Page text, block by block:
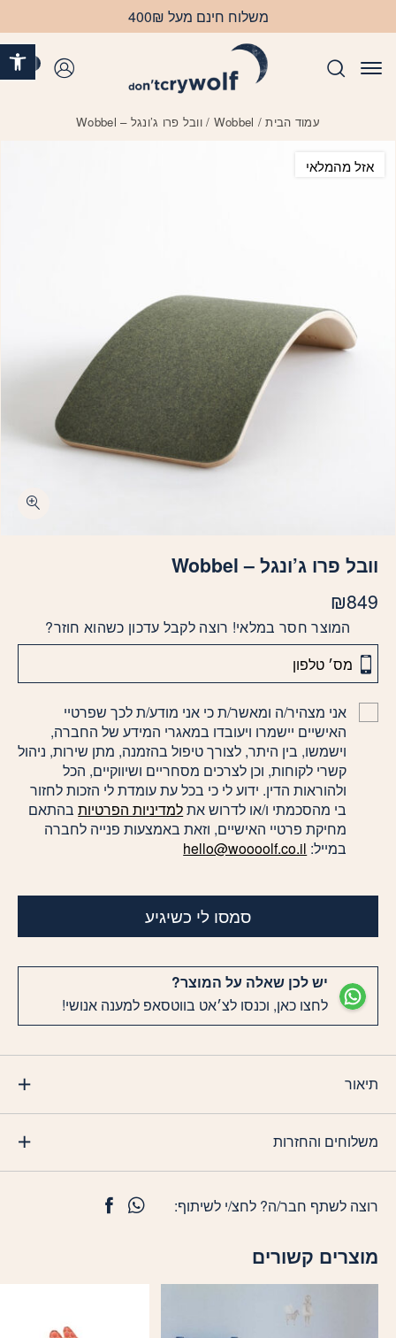
משלוח חינם מעל 400₪
עמוד הבית/
Wobbel / וובל פרו ג’ונגל – Wobbel
וובל פרו ג’ונגל – Wobbel
₪849
המוצר חסר במלאי! רוצה לקבל עדכון כשהוא חוזר?
אני מצהיר/ה ומאשר/ת כי אני מודע/ת לכך שפרטיי
האישיים יישמרו ויעובדו במאגרי המידע של החברה,
וישמשו, בין היתר, לצורך טיפול בהזמנה, מתן שירות, ניהול
קשרי לקוחות, וכן לצרכים מסחריים ושיווקיים, הכל
ולהוראות הדין. ידוע לי כי בכל עת עומדת לי הזכות לחזור
בי מהסכמתי ו/או לדרוש אתלמדיניות הפרטיותבהתאם
מחיקת פרטיי האישיים, וזאת באמצעות פנייה לחברה
במייל: hello@woooolf.co.il
סמסו לי כשיגיע
יש לכן שאלה על המוצר?
לחצו כאן, וכנסו לצ׳אט בווטסאפ למענה אנושי!
תיאור
משלוחים והחזרות
רוצה לשתף חבר/ה? לחצ/י לשיתוף:
אזל מהמלאי
מוצרים קשורים